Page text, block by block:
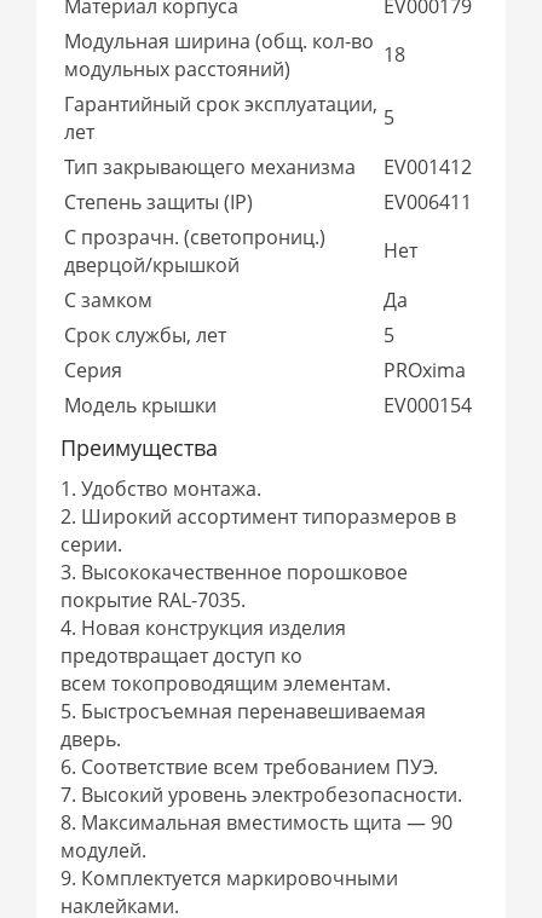
Материал корпуса
EV000179
Модульная ширина (общ. кол-во
модульных расстояний)
18
Гарантийный срок эксплуатации,
лет
5
Тип закрывающего механизма
EV001412
Степень защиты (IP)
EV006411
С прозрачн. (светопрониц.)
дверцой/крышкой
Нет
С замком
Да
Срок службы, лет
5
Серия
PROxima
Модель крышки
EV000154
Преимущества
1. Удобство монтажа.
2. Широкий ассортимент типоразмеров в
серии.
3. Высококачественное порошковое
покрытие RAL-7035.
4. Новая конструкция изделия
предотвращает доступ ко
всем токопроводящим элементам.
5. Быстросъемная перенавешиваемая
дверь.
6. Соответствие всем требованием ПУЭ.
7. Высокий уровень электробезопасности.
8. Максимальная вместимость щита — 90
модулей.
9. Комплектуется маркировочными
наклейками.